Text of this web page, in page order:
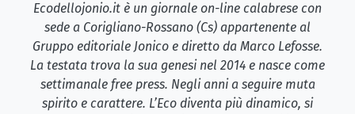
Ecodellojonio.it è un giornale on-line calabrese con
sede a Corigliano-Rossano (Cs) appartenente al
Gruppo editoriale Jonico e diretto da Marco Lefosse.
La testata trova la sua genesi nel 2014 e nasce come
settimanale free press. Negli anni a seguire muta
spirito e carattere. L’Eco diventa più dinamico, si